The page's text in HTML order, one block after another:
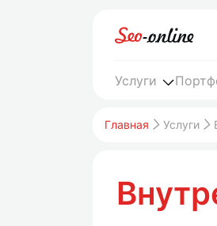
Услуги
Главная Услуги